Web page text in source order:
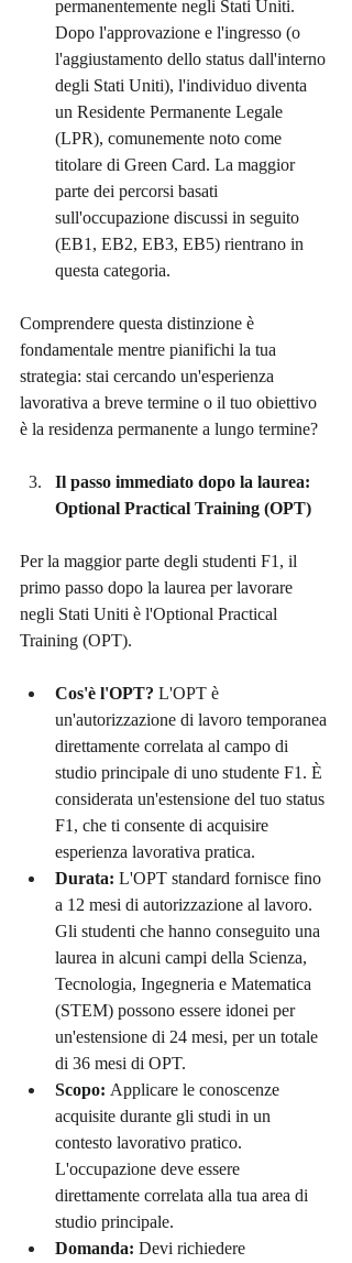
permanentemente negli Stati Uniti.
Dopo l'approvazione e l'ingresso (o
l'aggiustamento dello status dall'interno
degli Stati Uniti), l'individuo diventa
un Residente Permanente Legale
(LPR), comunemente noto come
titolare di Green Card. La maggior
parte dei percorsi basati
sull'occupazione discussi in seguito
(EB1, EB2, EB3, EB5) rientrano in
questa categoria.
Comprendere questa distinzione è
fondamentale mentre pianifichi la tua
strategia: stai cercando un'esperienza
lavorativa a breve termine o il tuo obiettivo
è la residenza permanente a lungo termine?
Il passo immediato dopo la laurea:
Optional Practical Training (OPT)
Per la maggior parte degli studenti F1, il
primo passo dopo la laurea per lavorare
negli Stati Uniti è l'Optional Practical
Training (OPT).
Cos'è l'OPT? L'OPT è
un'autorizzazione di lavoro temporanea
direttamente correlata al campo di
studio principale di uno studente F1. È
considerata un'estensione del tuo status
F1, che ti consente di acquisire
esperienza lavorativa pratica.
Durata: L'OPT standard fornisce fino
a 12 mesi di autorizzazione al lavoro.
Gli studenti che hanno conseguito una
laurea in alcuni campi della Scienza,
Tecnologia, Ingegneria e Matematica
(STEM) possono essere idonei per
un'estensione di 24 mesi, per un totale
di 36 mesi di OPT.
Scopo: Applicare le conoscenze
acquisite durante gli studi in un
contesto lavorativo pratico.
L'occupazione deve essere
direttamente correlata alla tua area di
studio principale.
Domanda: Devi richiedere